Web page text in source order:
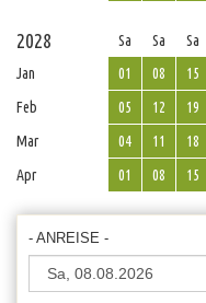
2028 Sa Sa Sa
Jan
01 08 15
Feb
05 12 19
Mar
04 11 18
Apr
01 08 15
- ANREISE -